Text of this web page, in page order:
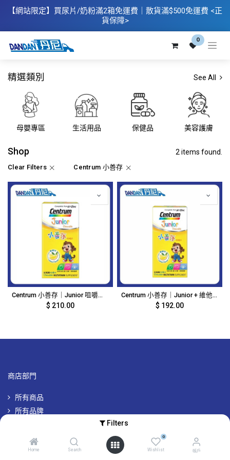
Filters
Home Search
0
Wishlist 帳戶
【網站限定】 買尿片/奶粉滿2箱免運費｜散​貨滿$500免運費 <正
貨保障>
0
精選類別 See All
母嬰專區 生活用品 保健品 美容護膚
Shop 2 items found.
Clear Filters Centrum 小善存
Centrum 小善存｜Junior 咀嚼片 檸檬味｜80粒｜12513
$ 210.00
Centrum 小善存｜Junior + 維他命 C 咀嚼片｜60粒裝｜8946
$ 192.00
商店部門
所有商品
所有品牌
帳戶及其他資訊